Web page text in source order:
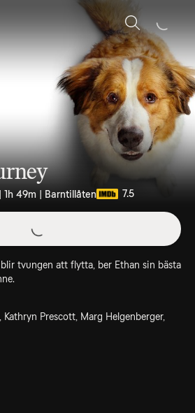
Sök
1h 49m | Barntillåten 7.5
blir tvungen att flytta, ber Ethan sin bästa
Kathryn Prescott, Marg Helgenberger,